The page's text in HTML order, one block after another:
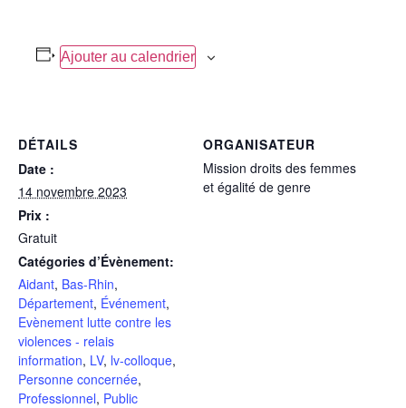
Ajouter au calendrier
DÉTAILS
Date :
14 novembre 2023
Prix :
Gratuit
Catégories d’Évènement:
Aidant, Bas-Rhin,
Département, Événement,
Evènement lutte contre les
violences - relais
information, LV, lv-colloque,
Personne concernée,
Professionnel, Public
ORGANISATEUR
Mission droits des femmes
et égalité de genre